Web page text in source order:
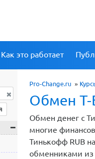
Как это работает
Pro-Change.ru »
Обмен Т-
Обмен денег с
многие
Тинькофф RUB
обменниками из